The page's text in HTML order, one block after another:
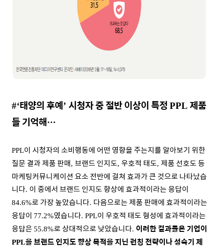
#‘태양의 후예’ 시청자 중 절반 이상이 특정 PPL 제품
들 기억해···
PPL이 시청자의 소비행동에 어떤 영향을 주는지를 알아보기 위한
질문 결과 제품 판매, 브랜드 인지도, 우호적 태도, 제품 선호도 등
마케팅커뮤니케이션 요소 전반에 걸쳐 효과가 큰 것으로 나타났습
니다. 이 중에서 브랜드 인지도 향상에 효과적이라는 응답이
84.6%로 가장 높았습니다. 다음으로는 제품 판매에 효과적이라는
응답이 77.2%였습니다. PPL이 우호적 태도 형성에 효과적이라는
응답은 55.8%로 상대적으로 낮았습니다. 이러한 결과들은 기업이
PPL을 브랜드 인지도 향상 목적을 지닌 런칭 전략이나 성숙기 제